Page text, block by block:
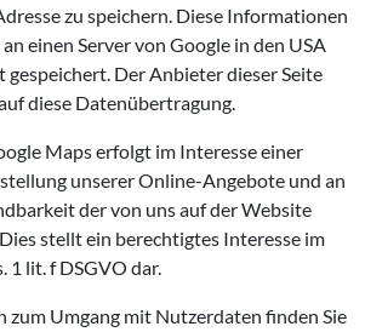
zu speichern. Diese Informationen
einen Server von Google in den USA
Der Anbieter dieser Seite
diese Datenübertragung.
Maps erfolgt im Interesse einer
unserer Online-Angebote und an
der von uns auf der Website
stellt ein berechtigtes Interesse im
1 lit. f DSGVO dar.
Umgang mit Nutzerdaten finden Sie